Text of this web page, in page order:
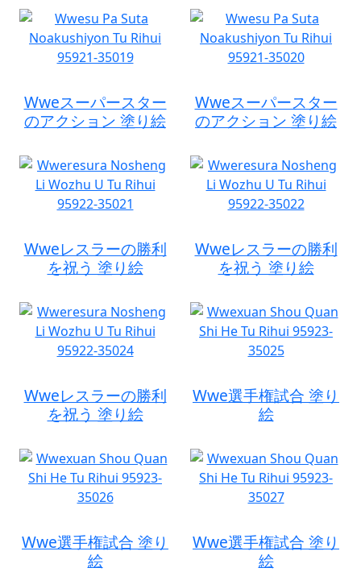
Wweスーパースター
のアクション 塗り絵
Wweスーパースター
のアクション 塗り絵
Wweレスラーの勝利
を祝う 塗り絵
Wweレスラーの勝利
を祝う 塗り絵
Wweレスラーの勝利
を祝う 塗り絵
Wwe選手権試合 塗り
絵
Wwe選手権試合 塗り
絵
Wwe選手権試合 塗り
絵